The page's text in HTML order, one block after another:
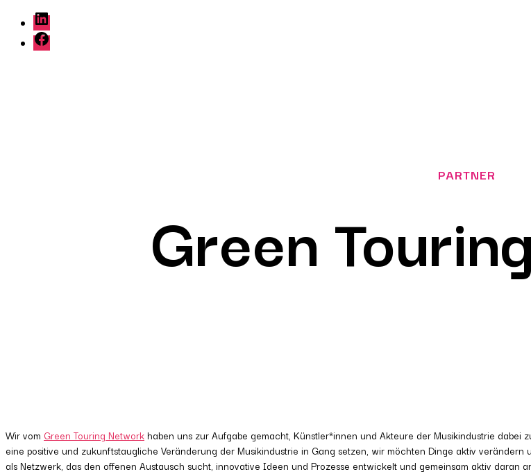
LinkedIn
Facebook
Green
Wir vom Green Touring Networkhaben uns zur Aufgabe gemacht, Künstler*innen und Akteure der Musikindustrie
eine positive und zukunftstaugliche Veränderung der Musikindustrie in Gang setzen, wir möchten Dinge aktiv
als Netzwerk, das den offenen Austausch sucht, innovative Ideen und Prozesse entwickelt und gemeinsam aktiv daran